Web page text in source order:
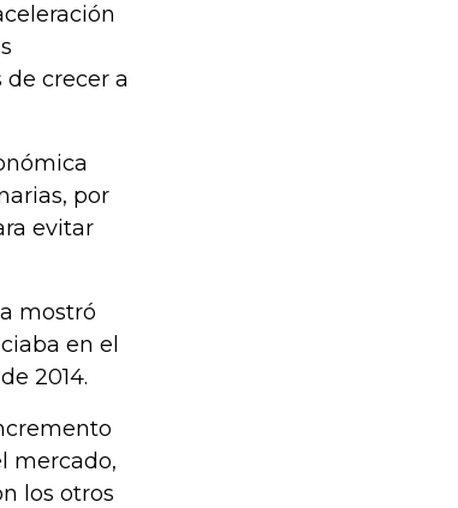
de crecer a
por
evitar
mostró
en el
2014.
mercado,
los otros